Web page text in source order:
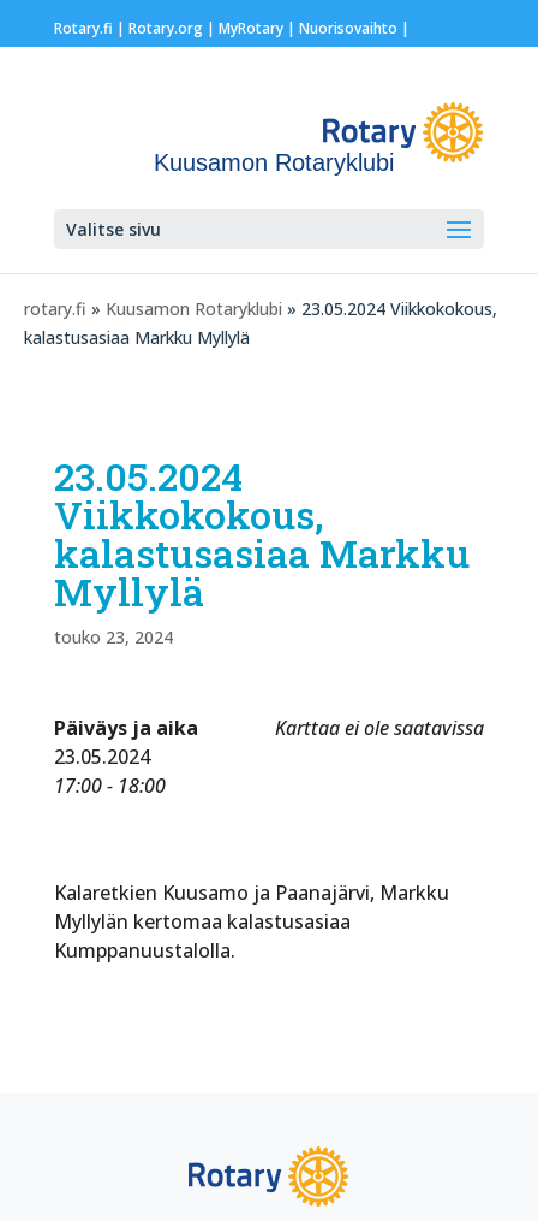
Rotary.fi | Rotary.org| MyRotary | Nuorisovaihto |
Kuusamon Rotaryklubi
Valitse sivu
rotary.fi » Kuusamon Rotaryklubi » 23.05.2024 Viikkokokous,
kalastusasiaa Markku Myllylä
23.05.2024
Viikkokokous,
kalastusasiaa Markku
Myllylä
touko 23, 2024
Karttaa ei ole saatavissa
Päiväys ja aika
23.05.2024
17:00 - 18:00
Kalaretkien Kuusamo ja Paanajärvi, Markku
Myllylän kertomaa kalastusasiaa
Kumppanuustalolla.